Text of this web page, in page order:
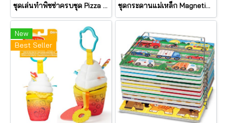
ชุดเล่นทำพิซซ่าครบชุด Pizza Party รุ่น 167 ยี่ห้อ Melissa & Doug (นำเข้า USA) ชุดกระดานแม่เหล็ก Magnetic chalkboard/dry erase รุ่น 145 ยี่ห้อ Melissa & Doug (นำเข้า USA)
New
Best Seller